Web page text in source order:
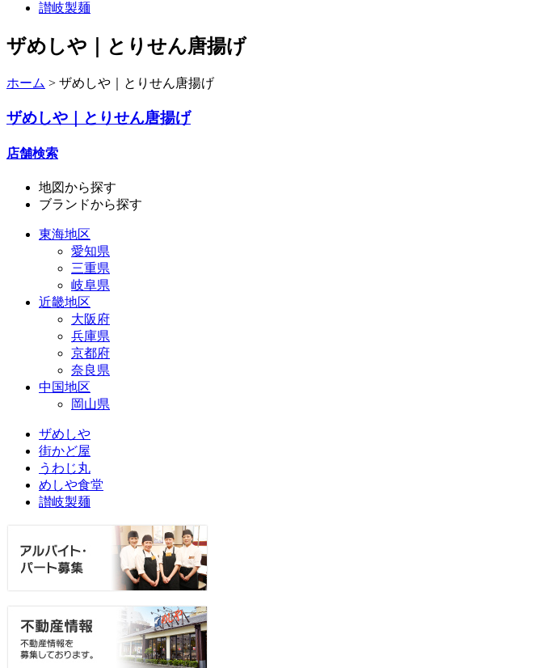
讃岐製麺
ザめしや｜とりせん唐揚げ
ホーム > ザめしや｜とりせん唐揚げ
ザめしや｜とりせん唐揚げ
店舗検索
地図から探す
ブランドから探す
東海地区
愛知県
三重県
岐阜県
近畿地区
大阪府
兵庫県
京都府
奈良県
中国地区
岡山県
ザめしや
街かど屋
うわじ丸
めしや食堂
讃岐製麺